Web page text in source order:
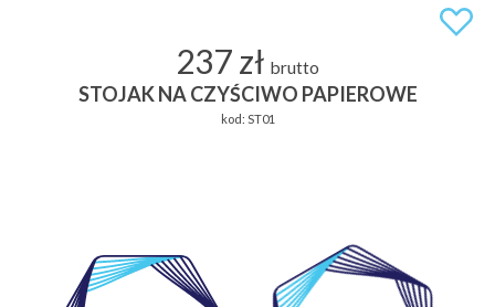
237 zł brutto
STOJAK NA CZYŚCIWO PAPIEROWE
kod: ST01